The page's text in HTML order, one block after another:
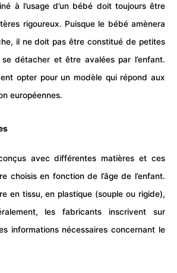
à l’usage d’un bébé doit toujours être
rigoureux. Puisque le bébéamènera
il ne doit pas être constitué de petites
détacher et être avalées par l’enfant.
opter pour un modèle qui répond aux
européennes.
avec différentes matières et ces
choisis en fonction de l’âge de l’enfant.
en tissu, en plastique (souple ou rigide),
les fabricants inscrivent sur
informations nécessaires concernant le